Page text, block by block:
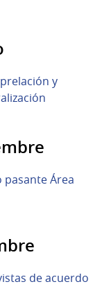
y
pasante Área
de acuerdo